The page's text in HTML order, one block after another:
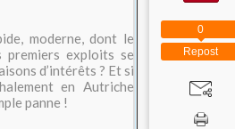
moderne, dont le
premiers exploits se
d’intérêts ? Et si
en Autriche
panne !
Repost
0